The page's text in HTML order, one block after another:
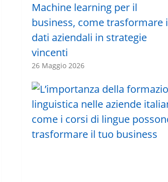
Machine learning per il
business, come trasformare i
dati aziendali in strategie
vincenti
26 Maggio 2026